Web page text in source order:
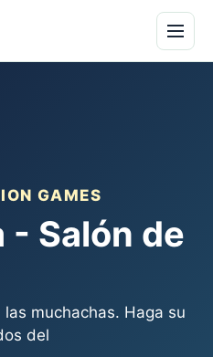
GAMES
- Salón de
muchachas. Haga su
del